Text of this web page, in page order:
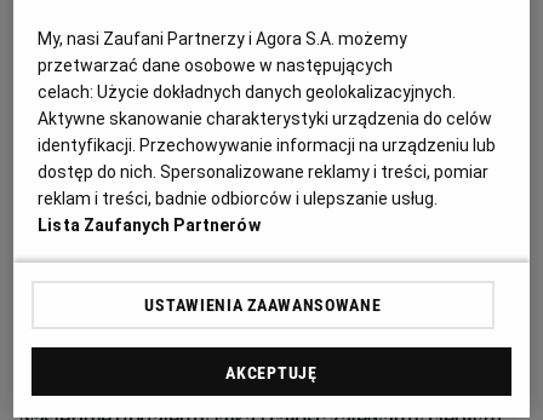
RZESZÓW
SOSNOWIEC
SZCZECIN
TORUŃ
Jak zrobić pampuchy:
1. Wszystkie składniki na pampuchy powinny mieć
temperaturę pokojową, dlatego na godzinę przed
rozpoczęciem pracy, wyciągamy z lodówki te produkty,
które się w niej znajdują.
2. Masło roztapiamy w rondelku, odstawiamy w ciepłe
miejsce.
3. Do miski wsypujemy drożdże instant, cukier,
przesianą mąkę i wszystko ze sobą mieszamy.
My, nasi Zaufani Partnerzy i Agora S.A. możemy
przetwarzać dane osobowe w następujących
celach:Użycie dokładnych danych geolokalizacyjnych.
Aktywne skanowanie charakterystyki urządzenia do celów
identyfikacji. Przechowywanie informacji na urządzeniu lub
dostęp do nich. Spersonalizowane reklamy i treści, pomiar
reklam i treści, badnie odbiorców i ulepszanie usług.
Lista Zaufanych Partnerów
USTAWIENIA ZAAWANSOWANE
AKCEPTUJĘ